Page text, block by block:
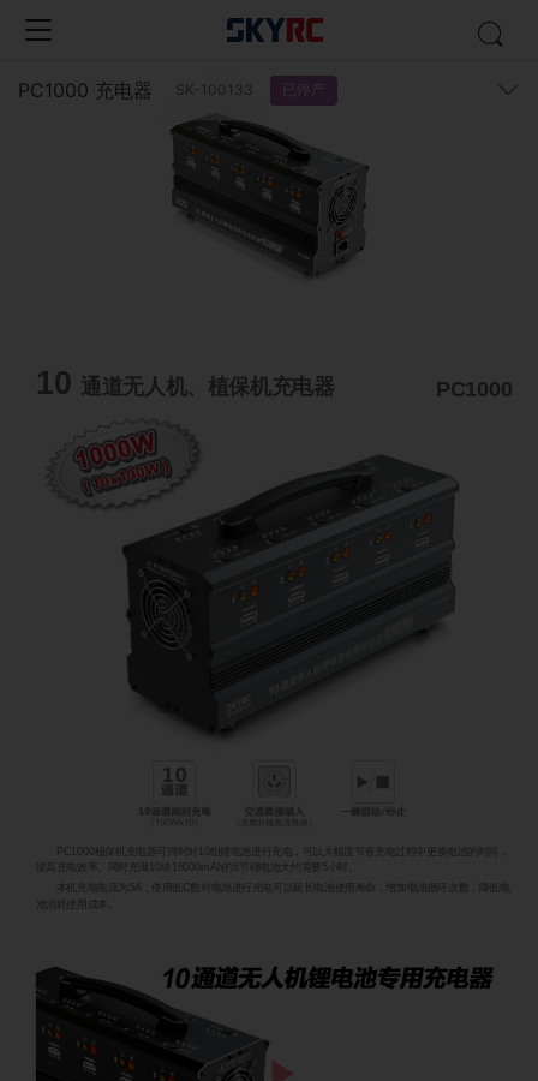
PC1000 充电器 SK-100133 已停产
10 通道无人机、植保机充电器 PC1000
PC1000植保机充电器可同时对10组锂电池进行充电，可以大幅度节省充电过程中更换电池的时间，
提高充电效率。同时充满10块16000mAh的6节锂电池大约需要5小时。
本机充电电流为5A，使用低C数对电池进行充电可以延长电池使用寿命，增加电池循环次数，降低电
池消耗使用成本。